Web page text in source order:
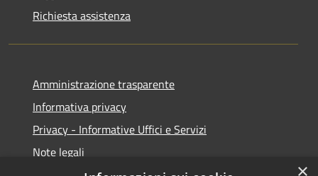
Richiesta assistenza
Amministrazione trasparente
Informativa privacy
Privacy - Informative Uffici e Servizi
Note legali
×